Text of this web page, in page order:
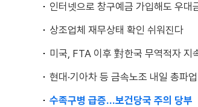
인터넷으로 창구예금 가입해도 우대
상조업체 재무상태 확인 쉬워진다
미국, FTA 이후 對한국 무역적자 지
현대·기아차 등 금속노조 내일 총파업
수족구병 급증…보건당국 주의 당부